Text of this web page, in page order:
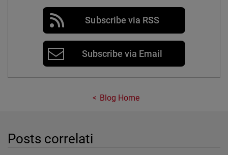
Subscribe via RSS
Subscribe via Email
Blog Home
Posts correlati